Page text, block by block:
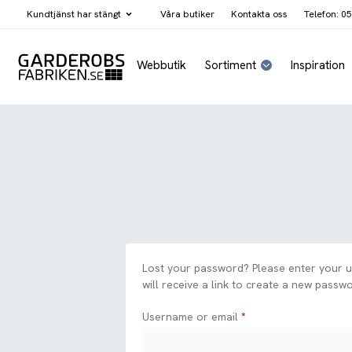
Webbutik Sortiment Inspiration
Kundtjänst harstängt Våra butiker Kontakta oss Telefon:
Lost your password? Please enter your
will receive a link to create a new
Username or email *